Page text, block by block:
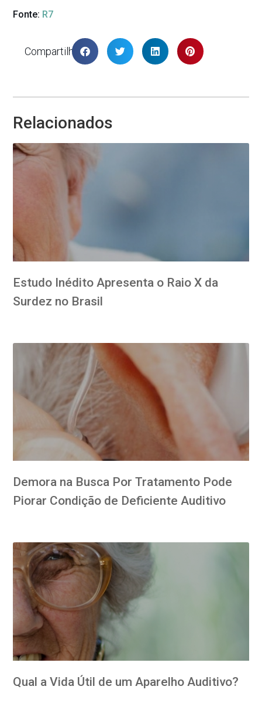
Fonte: R7
Compartilhar
Relacionados
Estudo Inédito Apresenta o Raio X da
Surdez no Brasil
Demora na Busca Por Tratamento Pode
Piorar Condição de Deficiente Auditivo
Qual a Vida Útil de um Aparelho Auditivo?